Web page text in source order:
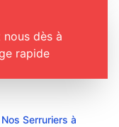
dès à
rapide
Nos Serruriers à